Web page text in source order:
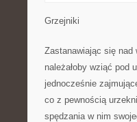
Grzejniki
Zastanawiając się nad
należałoby wziąć pod
jednocześnie
co z pewnością
spędzania w nim